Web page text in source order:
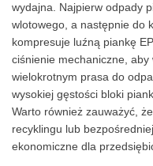
wydajna. Najpierw odpady
wlotowego, a następnie do
kompresuje luźną piankę
ciśnienie mechaniczne,
wielokrotnym prasa do
wysokiej gęstości bloki
Warto również zauważyć,
recyklingu lub
ekonomiczne dla